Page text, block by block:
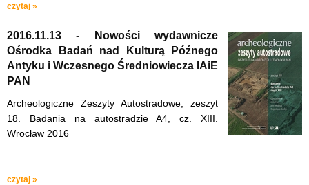
czytaj »
2016.11.13 - Nowości wydawnicze
Ośrodka Badań nad Kulturą Późnego
Antyku i Wczesnego Średniowiecza IAiE
PAN
Archeologiczne Zeszyty Autostradowe, zeszyt
18. Badania na autostradzie A4, cz. XIII.
Wrocław 2016
czytaj »